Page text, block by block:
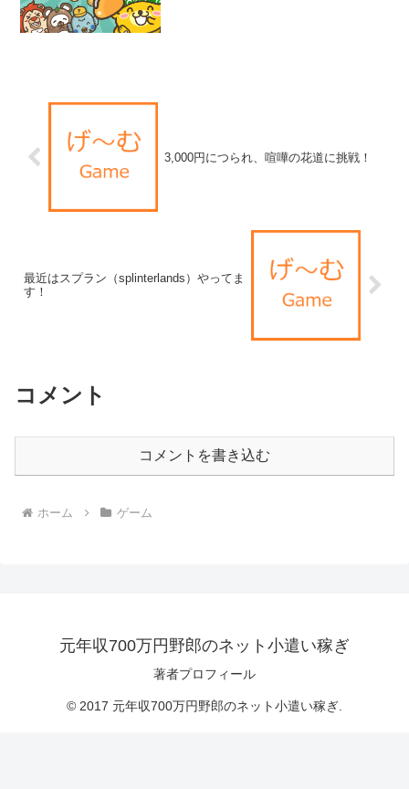
3,000円につられ、喧嘩の花道に挑戦！
最近はスプラン（splinterlands）やってま
す！
コメント
コメントを書き込む
ホーム ゲーム
元年収700万円野郎のネット小遣い稼ぎ
著者プロフィール
© 2017 元年収700万円野郎のネット小遣い稼ぎ.